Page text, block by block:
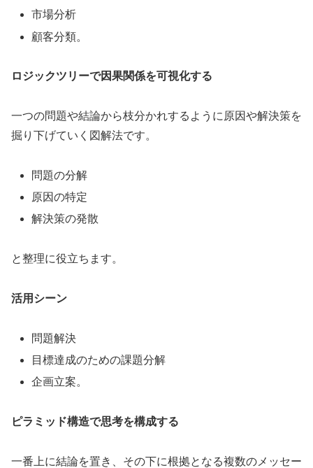
市場分析
顧客分類。
ロジックツリーで因果関係を可視化する
一つの問題や結論から枝分かれするように原因や解決策を
掘り下げていく図解法です。
問題の分解
原因の特定
解決策の発散
と整理に役立ちます。
活用シーン
問題解決
目標達成のための課題分解
企画立案。
ピラミッド構造で思考を構成する
一番上に結論を置き、その下に根拠となる複数のメッセー